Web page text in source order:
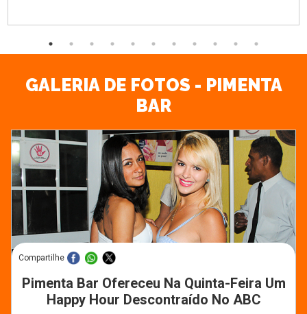
GALERIA DE FOTOS - PIMENTA
BAR
Compartilhe
Pimenta Bar Ofereceu Na Quinta-Feira Um
Happy Hour Descontraído No ABC